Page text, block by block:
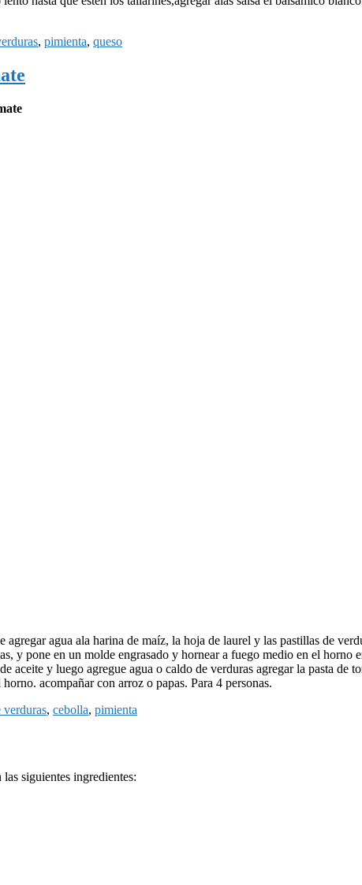
, pimienta, queso
agregar agua ala harina de maíz, la hoja de laurel y las pastillas de
y pone en un molde engrasado y hornear a fuego medio en el horno
aceite y luego agregue agua o caldo de verduras agregar la pasta de
acompañar con arroz o papas. Para 4 personas.
verduras, cebolla, pimienta
las siguientes ingredientes: